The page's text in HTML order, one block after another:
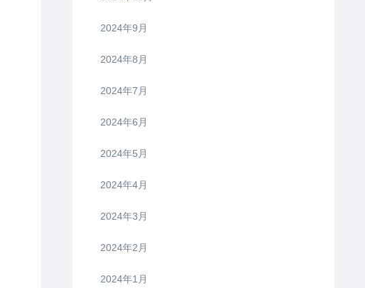
2024年9月
2024年8月
2024年7月
2024年6月
2024年5月
2024年4月
2024年3月
2024年2月
2024年1月